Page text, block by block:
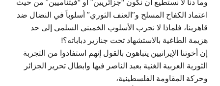
وما دنا لا نستطيع أن نكون “جزائريين” أو “فيتناميين” من حيث
اعتماد الكفاح المسلح و”العنف الثوري” أسلوباً في النضال ضد
قاهرينا، فلماذا لا نجرب الأسلوب الخميني السلمي إلى حد
هزيمة الطاغية بالاستشهاد تحت جنازير دباباته؟!
إن أخوتنا الإيرانيين يتباهون بالقول إنهم استفادوا من التجربة
الثورية العربية الغنية بعبد الناصر فيها وابطال تحرير الجزائر
وحركة المقاومة الفلسطينية،